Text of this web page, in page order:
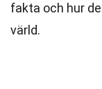
fakta och hur
värld.